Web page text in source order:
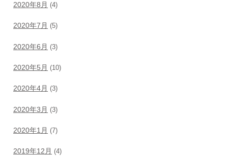
2020年8月 (4)
2020年7月 (5)
2020年6月 (3)
2020年5月 (10)
2020年4月 (3)
2020年3月 (3)
2020年1月 (7)
2019年12月 (4)